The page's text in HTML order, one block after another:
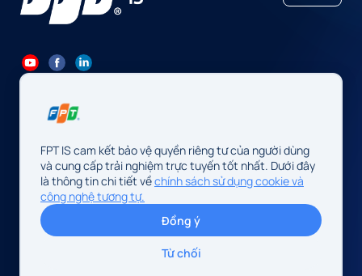
Contact@fpt.com
Trụ sở: Số 10 phố Phạm Văn Bạch, P. Cầu Giấy, Hà Nội, Việt Nam
Cơ quan chủ quản: Công ty TNHH FPT IS
Mã số doanh nghiệp: 0104128565 do Sở Tài chính Thành phố Hà
Nội cấp, đăng ký lần đầu ngày 13/08/2009, sửa đổi lần thứ 34
ngày 14/05/2026.
Địa chỉ: Số 10 phố Phạm Văn Bạch, P. Cầu Giấy, TP. Hà Nội, Việt
FPT IS cam kết bảo vệ quyền riêng tư của người dùng
và cung cấp trải nghiệm trực tuyến tốt nhất. Dưới đây
là thông tin chi tiết vềchính sách sử dụng cookie và
công nghệ tương tự.
Đồng ý
Từ chối